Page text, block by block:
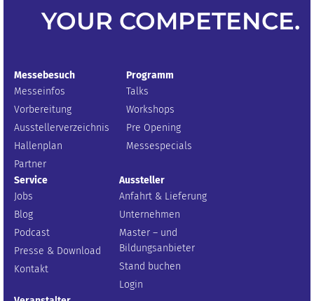
YOUR COMPETENCE.
Messebesuch
Messeinfos
Vorbereitung
Ausstellerverzeichnis
Hallenplan
Partner
Programm
Talks
Workshops
Pre Opening
Messespecials
Service
Jobs
Blog
Podcast
Presse & Download
Kontakt
Aussteller
Anfahrt & Lieferung
Unternehmen
Master – und
Bildungsanbieter
Stand buchen
Login